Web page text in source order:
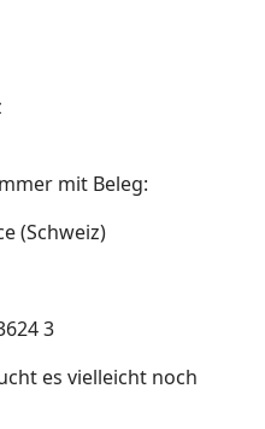
mit Beleg:
(Schweiz)
3
es vielleicht noch